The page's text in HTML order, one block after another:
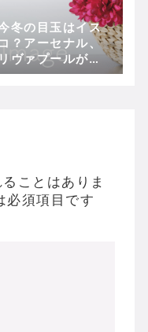
冬の目玉はイス
コ？アーセナル、
リヴァプールが獲
を目指す
ことはありま
必須項目です